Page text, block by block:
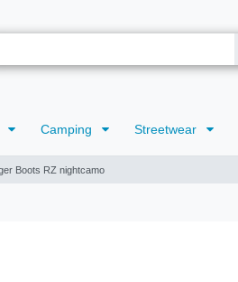
Camping Streetwear
Boots RZ nightcamo